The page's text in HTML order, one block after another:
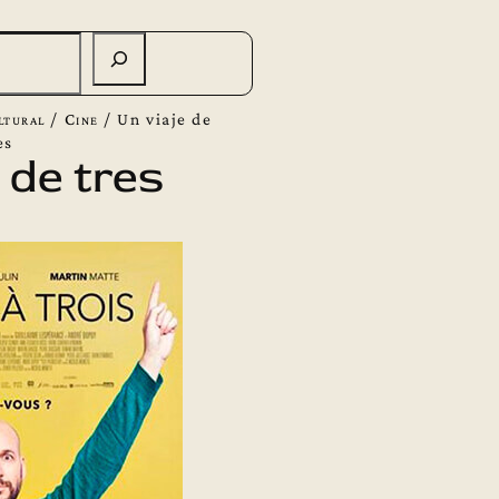
/ Cine /Un viaje de
de tres